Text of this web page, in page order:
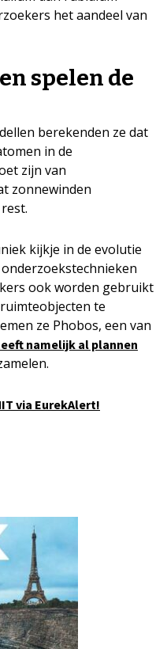
het aandeel van
spelen de
berekenden ze dat
in de
zijn van
zonnewinden
kijkje in de evolutie
ook worden gebruikt
te
ze Phobos, een van
namelijk al plannen
via EurekAlert!